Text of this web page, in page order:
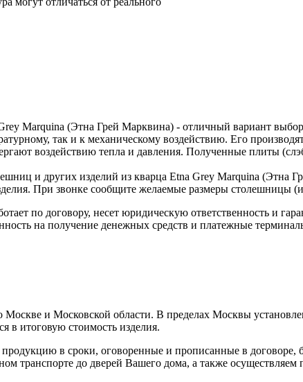
Marquina (Этна Грей Марквина) - отличный вариант
так и к механическому воздействию. Его
воздействию тепла и давления. Полученные плиты
и других изделий из кварца Etna Grey Marquina
При звонке сообщите желаемые размеры столешницы
по договору, несет юридическую ответственность и
на получение денежных средств и платежные
Москве и Московской области. В пределах Москвы
в итоговую стоимость изделия.
в сроки, оговоренные и прописанные в
транспорте до дверей Вашего дома, а также осуществляем